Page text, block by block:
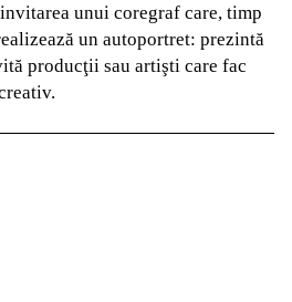
unui coregraf care, timp
un autoportret: prezintă
producţii sau artişti care fac